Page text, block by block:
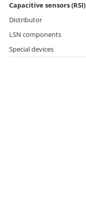
Capacitive sensors (RSI)
Distributor
LSN components
Special devices